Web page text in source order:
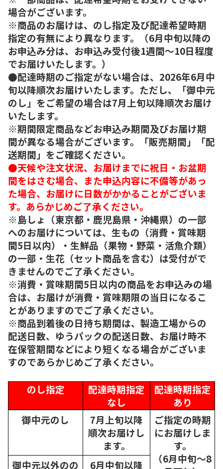
場合がございます。
※商品のお届けは、のし指定及び配達希望時期
指定の有無により異なります。（6月中旬以降の
お申込み分は、お申込み受付後1週間～10日程度
でお届けいたします。）
●配達時期のご指定がない場合は、2026年6月中
旬以降順次お届けいたします。ただし、「御中元
のし」をご希望の場合は7月上旬以降順次お届け
いたします。
※期間限定商品などお申込み期間及びお届け期
間が異なる場合がございます。「販売期間」「配
送期間」をご確認ください。
●天候や注文状況、お届けまでに祝日・お盆期
間をはさむ場合、また申込内容に不備等があっ
た場合、お届けに日数がかかることがございま
す。あらかじめご了承ください。
※島しょ（東京都・鹿児島県・沖縄県）の一部
へのお届けについては、生もの（消費・賞味期
間5日以内）・生鮮品（果物・野菜・活魚介類）
の一部・生花（セット商品を含む）は受付がで
きませんのでご了承ください。
※消費・賞味期間5日以内の商品をお申込みの場
合は、お届けが消費・賞味期限の当日になるこ
とがありますのでご了承ください。
※商品到着後の日持ち期間は、製造工場からの
配送日数、ゆうパックの配送日数、お届け時不
在保管期間などにより短くなる場合がございま
すのであらかじめご了承ください。
のし指定
配達時期指定
なし
配達時期指定
あり
御中元のし
7月上旬以降
順次お届けし
ます。
ご指定の時期
にお届けしま
す。
（6月中旬～8
御中元以外のの
6月中旬以降